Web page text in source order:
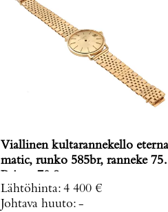
Viallinen kultarannekello eterna
matic, runko 585br, ranneke
Lähtöhinta: 4 400 €
Johtava huuto: -